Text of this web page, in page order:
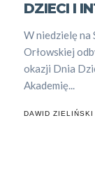
DZIECI I
W niedzielę na
Orłowskiej
okazji Dnia
Akademię...
DAWID ZIELIŃSKI